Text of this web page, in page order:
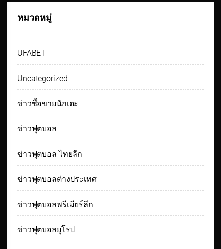
หมวดหมู่
UFABET
Uncategorized
ข่าวซื้อขายนักเตะ
ข่าวฟุตบอล
ข่าวฟุตบอล ไทยลีก
ข่าวฟุตบอลต่างประเทศ
ข่าวฟุตบอลพรีเมียร์ลีก
ข่าวฟุตบอลยุโรป